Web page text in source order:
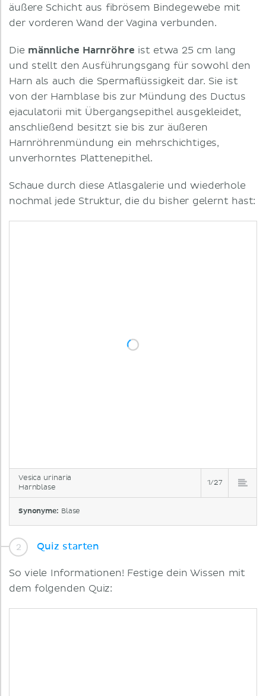
äußere Schicht aus fibrösem Bindegewebe mit
der vorderen Wand der Vagina verbunden.
Die männliche Harnröhre ist etwa 25 cm lang
und stellt den Ausführungsgang für sowohl den
Harn als auch die Spermaflüssigkeit dar. Sie ist
von der Harnblase bis zur Mündung des Ductus
ejaculatorii mit Übergangsepithel ausgekleidet,
anschließend besitzt sie bis zur äußeren
Harnröhrenmündung ein mehrschichtiges,
unverhorntes Plattenepithel.
Schaue durch diese Atlasgalerie und wiederhole
nochmal jede Struktur, die du bisher gelernt hast:
Vesica urinaria
Harnblase
1/27
Synonyme: Blase
Quiz starten
So viele Informationen! Festige dein Wissen mit
dem folgenden Quiz: